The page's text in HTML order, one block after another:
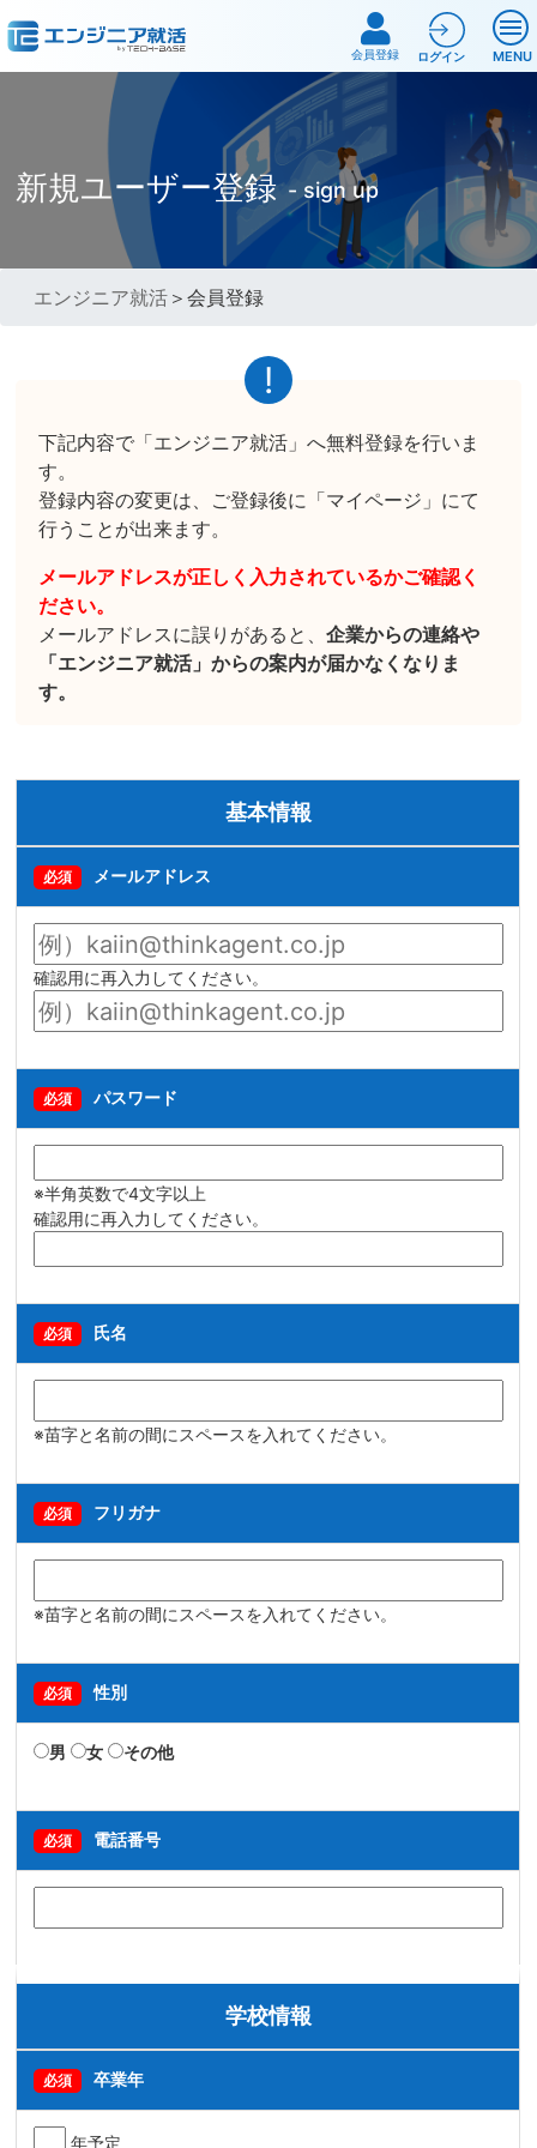
MENU
会員登録 ログイン
新規ユーザー登録 - sign up
エンジニア就活 ＞会員登録
下記内容で「エンジニア就活」へ無料登録を行いま
す。
登録内容の変更は、ご登録後に「マイページ」にて
行うことが出来ます。
メールアドレスが正しく入力されているかご確認く
ださい。
メールアドレスに誤りがあると、企業からの連絡や
「エンジニア就活」からの案内が届かなくなりま
す。
基本情報
必須 メールアドレス
確認用に再入力してください。
必須 パスワード
※半角英数で4文字以上
確認用に再入力してください。
必須 氏名
※苗字と名前の間にスペースを入れてください。
必須 フリガナ
※苗字と名前の間にスペースを入れてください。
必須 性別
男 女 その他
必須 電話番号
学校情報
必須 卒業年
年予定